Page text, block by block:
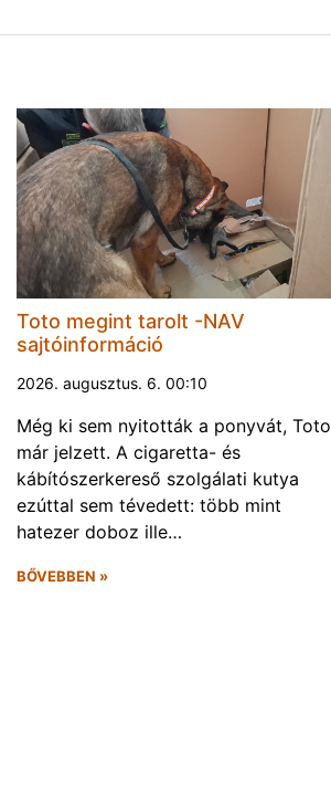
Toto megint tarolt -NAV
sajtóinformáció
2026. augusztus. 6. 00:10
Még ki sem nyitották a ponyvát, Toto
már jelzett. A cigaretta- és
kábítószerkereső szolgálati kutya
ezúttal sem tévedett: több mint
hatezer doboz ille…
BŐVEBBEN »